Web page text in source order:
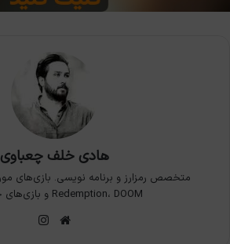
هادی خلف چعباوی
Redemption، DOOM و بازی‌های جهان‌باز.
وبسایت